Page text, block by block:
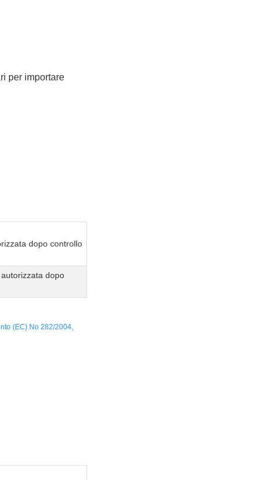
per importare
dopo controllo
dopo
(EC) No 282/2004,